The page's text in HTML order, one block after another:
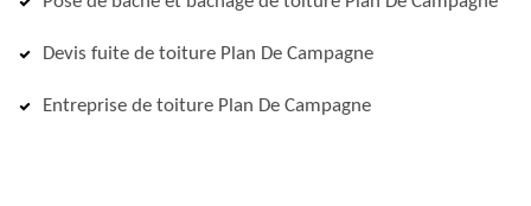
Devis fuite de toiture Plan De Campagne
Entreprise de toiture Plan De Campagne